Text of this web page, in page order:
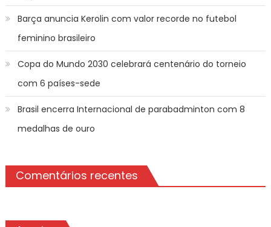
Barça anuncia Kerolin com valor recorde no futebol
feminino brasileiro
Copa do Mundo 2030 celebrará centenário do torneio
com 6 países-sede
Brasil encerra Internacional de parabadminton com 8
medalhas de ouro
Comentários recentes